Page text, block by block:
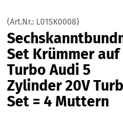
(Art.Nr.: L01SK0008)
Set Krümmer auf
Turbo Audi 5
Zylinder 20V
Set = 4 Muttern